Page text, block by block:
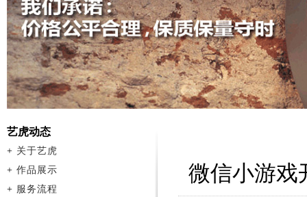
微信小游戏
艺虎动态
+ 关于艺虎
+ 作品展示
+ 服务流程